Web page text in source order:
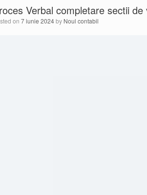
Verbal completare sectii
on 7 iunie 2024by Noul contabil